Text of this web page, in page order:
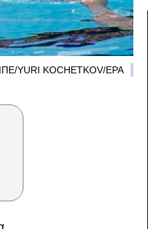
YURI KOCHETKOV/EPA